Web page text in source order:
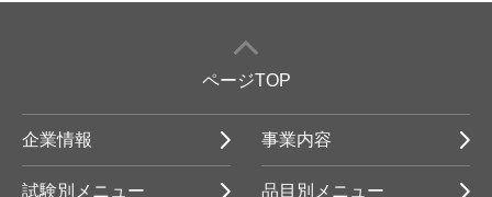
ページTOP
企業情報 事業内容
試験別メニュー 品目別メニュー